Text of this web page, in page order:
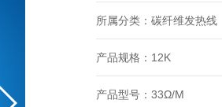
所属分类：碳纤维发热线
产品规格：12K
产品型号：33Ω/M